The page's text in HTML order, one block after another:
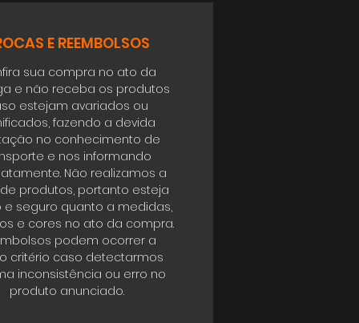
E REEMBOLSOS
sua compra no ato da
e não receba os produtos
estejam avariados ou
fazendo a devida
no conhecimento de
e nos informando
Não realizamos a
produtos, portanto esteja
e seguro quanto a medidas,
e cores no ato da compra.
podem ocorrer a
critério caso detectarmos
inconsistência ou erro no
produto anunciado.